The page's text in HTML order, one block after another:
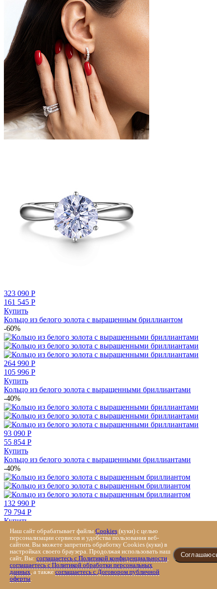
323 090 Р
161 545 Р
Купить
Кольцо из белого золота с выращенным бриллиантом
-60%
264 990 Р
105 996 Р
Купить
Кольцо из белого золота с выращенными бриллиантами
-40%
93 090 Р
55 854 Р
Купить
Кольцо из белого золота с выращенными бриллиантами
-40%
132 990 Р
79 794 Р
Купить
Кольцо из белого золота с выращенным бриллиантом
-50%
Наш сайт обрабатывает файлы Cookies (куки) с целью
персонализации сервисов и удобства пользования веб-
сайтом. Вы можете запретить обработку Cookies (куки) в
настройках своего браузера. Продолжая использовать наш
сайт, Вы: соглашаетесь с Политикой конфиденциальности,
соглашаетесь с Политикой обработки персональных
данных, а также соглашаетесь с Договором публичной
оферты.